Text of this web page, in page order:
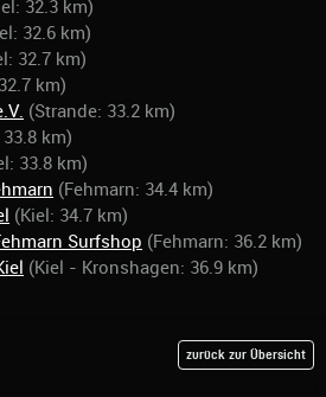
32.3 km)
32.6 km)
32.7 km)
km)
(Strande: 33.2 km)
km)
33.8 km)
(Fehmarn: 34.4 km)
(Kiel: 34.7 km)
Surfshop (Fehmarn: 36.2 km)
(Kiel - Kronshagen: 36.9 km)
zurück zur Übersicht